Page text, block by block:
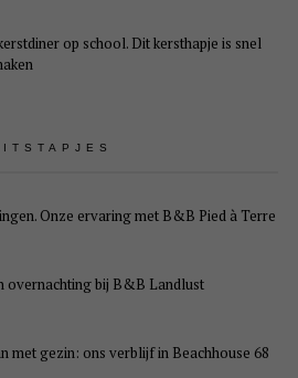
op school. Dit kersthapje is snel
Onze ervaring met B&B Pied à Terre
overnachting bij B&B Landlust
met gezin: ons verblijf in Beachhouse 68